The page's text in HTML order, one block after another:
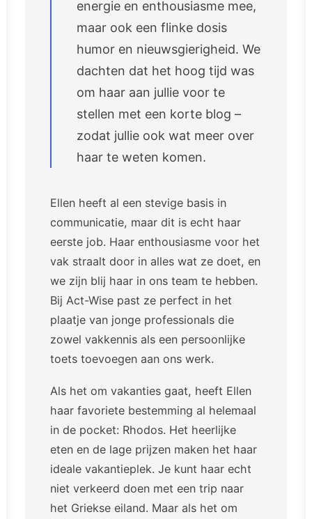
energie en enthousiasme mee,
maar ook een flinke dosis
humor en nieuwsgierigheid. We
dachten dat het hoog tijd was
om haar aan jullie voor te
stellen met een korte blog –
zodat jullie ook wat meer over
haar te weten komen.
Ellen heeft al een stevige basis in
communicatie, maar dit is echt haar
eerste job. Haar enthousiasme voor het
vak straalt door in alles wat ze doet, en
we zijn blij haar in ons team te hebben.
Bij Act-Wise past ze perfect in het
plaatje van jonge professionals die
zowel vakkennis als een persoonlijke
toets toevoegen aan ons werk.
Als het om vakanties gaat, heeft Ellen
haar favoriete bestemming al helemaal
in de pocket: Rhodos. Het heerlijke
eten en de lage prijzen maken het haar
ideale vakantieplek. Je kunt haar echt
niet verkeerd doen met een trip naar
het Griekse eiland. Maar als het om